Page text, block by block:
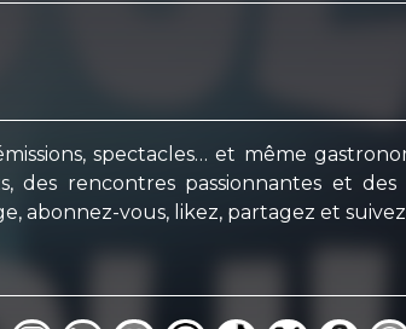
spectacles… et même
des rencontres passionnantes et
abonnez-vous, likez, partagez et